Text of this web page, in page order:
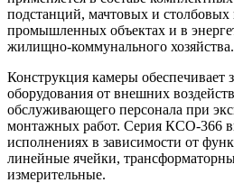
подстанций, мачтовых и столбовых
промышленных объектах и в
жилищно-коммунального хозяйства.
Конструкция камеры обеспечивает
оборудования от внешних
обслуживающего персонала при
монтажных работ. Серия КСО-366
исполнениях в зависимости от
линейные ячейки,
измерительные.